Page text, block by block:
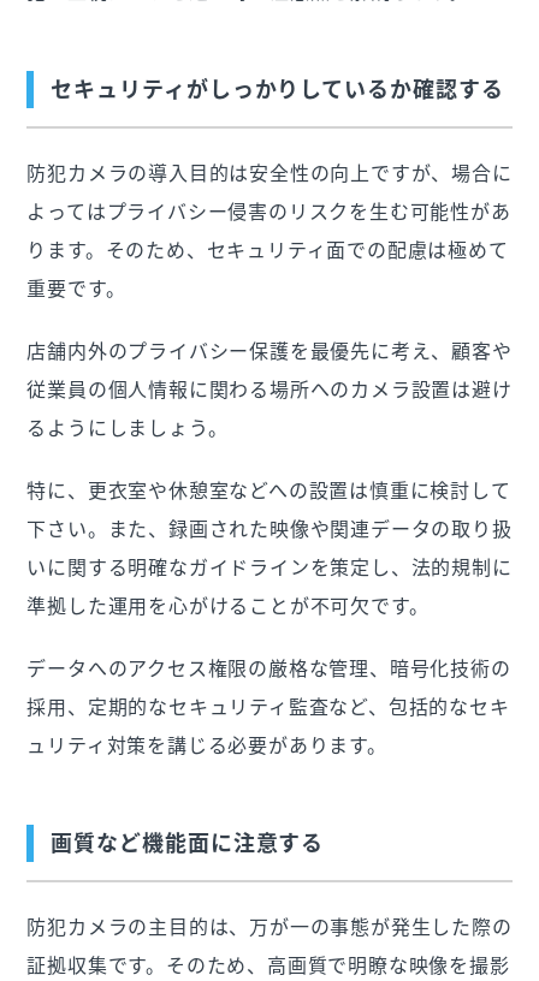
セキュリティがしっかりしているか確認する
防犯カメラの導入目的は安全性の向上ですが、場合に
よってはプライバシー侵害のリスクを生む可能性があ
ります。そのため、セキュリティ面での配慮は極めて
重要です。
店舗内外のプライバシー保護を最優先に考え、顧客や
従業員の個人情報に関わる場所へのカメラ設置は避け
るようにしましょう。
特に、更衣室や休憩室などへの設置は慎重に検討して
下さい。また、録画された映像や関連データの取り扱
いに関する明確なガイドラインを策定し、法的規制に
準拠した運用を心がけることが不可欠です。
データへのアクセス権限の厳格な管理、暗号化技術の
採用、定期的なセキュリティ監査など、包括的なセキ
ュリティ対策を講じる必要があります。
画質など機能面に注意する
防犯カメラの主目的は、万が一の事態が発生した際の
証拠収集です。そのため、高画質で明瞭な映像を撮影